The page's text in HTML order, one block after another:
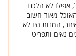
לא הלכנו
מאוד חשוב
המנות היו לא
נאים ותפריט